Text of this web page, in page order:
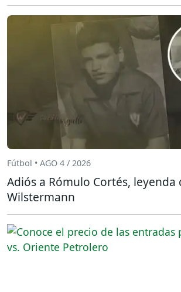
Fútbol • AGO 4 / 2026
Adiós a Rómulo Cortés, leyenda
Wilstermann